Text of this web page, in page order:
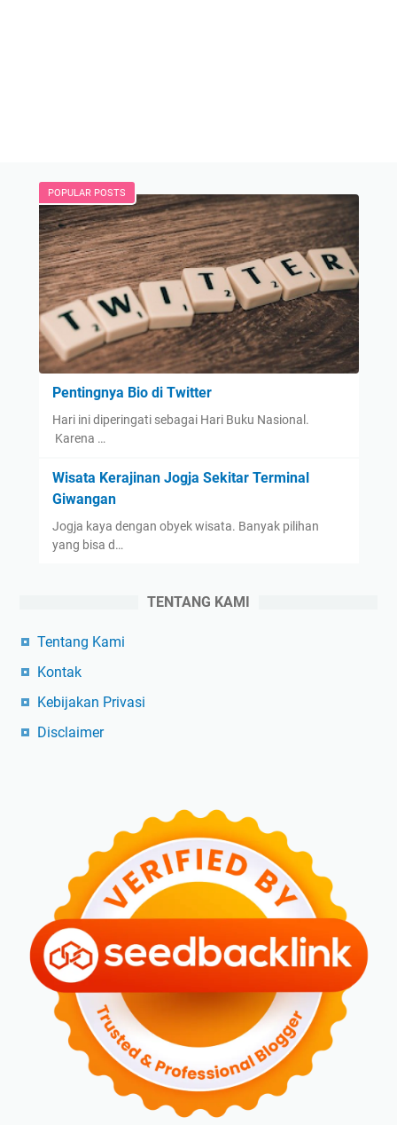
POPULAR POSTS
Pentingnya Bio di Twitter
Hari ini diperingati sebagai Hari Buku Nasional.
Karena …
Wisata Kerajinan Jogja Sekitar Terminal
Giwangan
Jogja kaya dengan obyek wisata. Banyak pilihan
yang bisa d…
TENTANG KAMI
Tentang Kami
Kontak
Kebijakan Privasi
Disclaimer